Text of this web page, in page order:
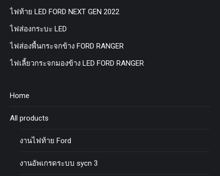
ไฟท้าย LED FORD NEXT GEN 2022
ไฟส่องกระบะ LED
ไฟส่องพื้นกระจกข้าง FORD RANGER
ไฟเลี้ยวกระจกมองข้าง LED FORD RANGER
Home
All products
งานไฟท้าย Ford
งานอัพเกรดระบบ sycn 3